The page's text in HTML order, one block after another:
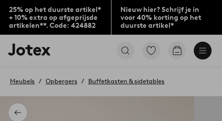
25% op het duurste artikel*
+ 10% extra op afgeprijsde
artikelen**. Code: 424882
Nieuw hier? Schrijf je in
voor 40% korting op het
duurste artikel*
Jotex
logo
to
home
page
Ga
gemarkeerde
Go
Terug
Meubels Opbergers Buffetkasten & sidetables